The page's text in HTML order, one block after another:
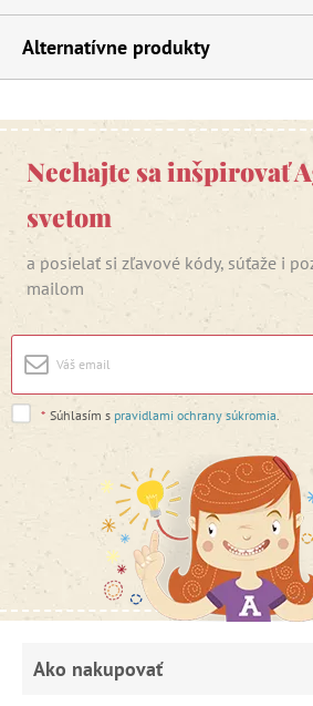
Alternatívne produkty
Nechajte sa inšpirovať
svetom
a posielať si zľavové kódy, súťaže i
mailom
* Súhlasím s pravidlami ochrany súkromia
Ako nakupovať